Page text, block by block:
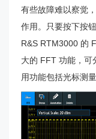
有些故障难以察觉
作用。只要按下按
R&S RTM3000 的
大的 FFT 功能，可
用功能包括光标测